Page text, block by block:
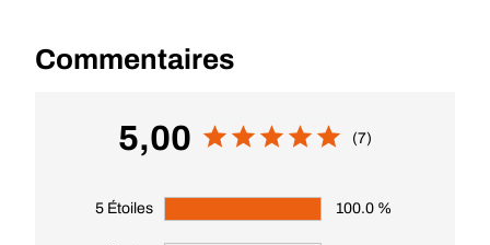
Commentaires
5,00 (7)
5 Étoiles 100.0 %